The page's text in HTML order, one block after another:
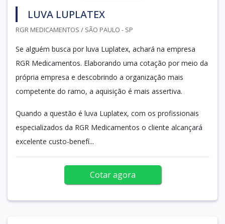
LUVA LUPLATEX
RGR MEDICAMENTOS / SÃO PAULO - SP
Se alguém busca por luva Luplatex, achará na empresa
RGR Medicamentos. Elaborando uma cotação por meio da
própria empresa e descobrindo a organização mais
competente do ramo, a aquisição é mais assertiva.
Quando a questão é luva Luplatex, com os profissionais
especializados da RGR Medicamentos o cliente alcançará
excelente custo-benefí...
Cotar agora